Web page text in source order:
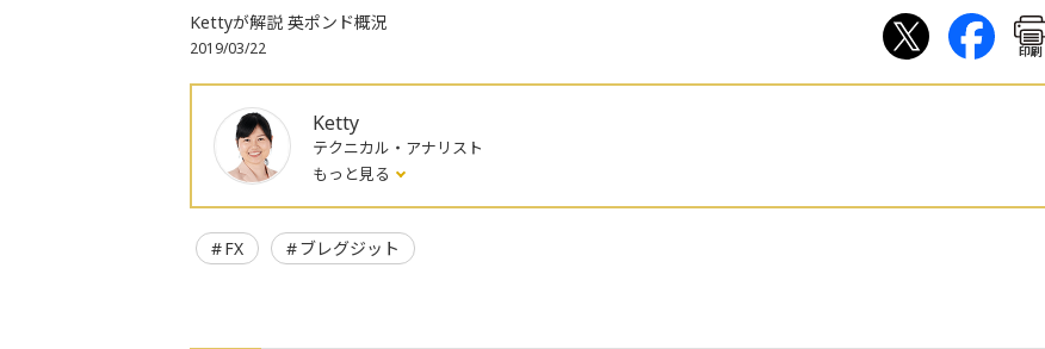
Kettyが解説 英ポンド概況
2019/03/22 印刷
Ketty
テクニカル・アナリスト
もっと見る
FX ブレグジット